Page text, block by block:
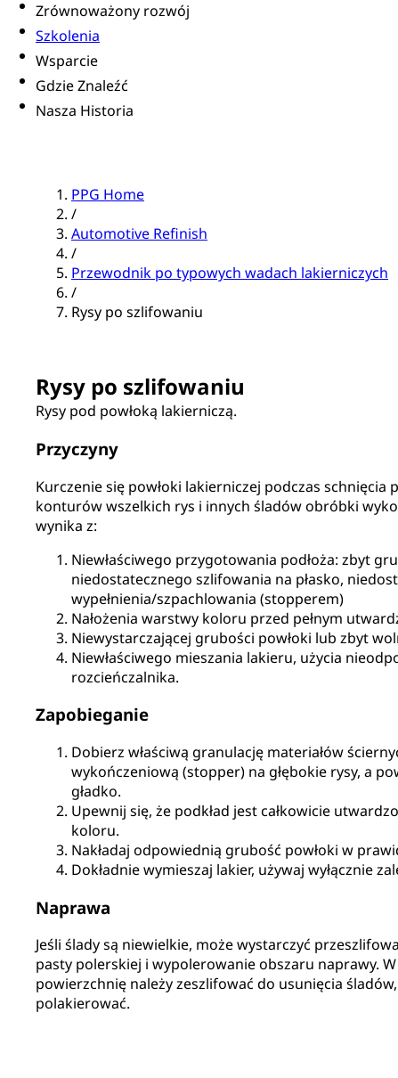
Zrównoważony rozwój
Szkolenia
Wsparcie
Gdzie Znaleźć
Nasza Historia
PPG Home
/
Automotive Refinish
/
Przewodnik po typowych wadach lakierniczych
/
Rysy po szlifowaniu
Rysy po szlifowaniu
Rysy pod powłoką lakierniczą.
Przyczyny
Kurczenie się powłoki lakierniczej podczas
konturów wszelkich rys i innych śladów obróbki
wynika z:
Niewłaściwego przygotowania podłoża: zbyt
niedostatecznego szlifowania na płasko,
wypełnienia/szpachlowania (stopperem)
Nałożenia warstwy koloru przed pełnym
Niewystarczającej grubości powłoki lub zbyt
Niewłaściwego mieszania lakieru, użycia
rozcieńczalnika.
Zapobieganie
Dobierz właściwą granulację materiałów
wykończeniową (stopper) na głębokie rysy, a
gładko.
Upewnij się, że podkład jest całkowicie
koloru.
Nakładaj odpowiednią grubość powłoki w
Dokładnie wymieszaj lakier, używaj wyłącznie
Naprawa
Jeśli ślady są niewielkie, może wystarczyć
pasty polerskiej i wypolerowanie obszaru naprawy.
powierzchnię należy zeszlifować do usunięcia
polakierować.